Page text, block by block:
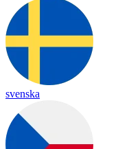
svenska